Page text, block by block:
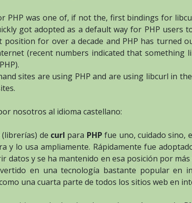
PHP was one of, if not the, first bindings for
got adopted as a default way for PHP users
position for over a decade and PHP has turned
(recent numbers indicated that something
sites are using PHP and are using libcurl in
nosotros al idioma castellano:
de curl para PHP fue uno, cuidado sino,
y lo usa ampliamente. Rápidamente fue
datos y se ha mantenido en esa posición por más
en una tecnología bastante popular en
una cuarta parte de todos los sitios web en